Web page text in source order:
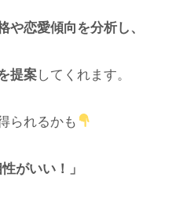
や恋愛傾向を分析し、
提案してくれます。
られるかも
がいい！」